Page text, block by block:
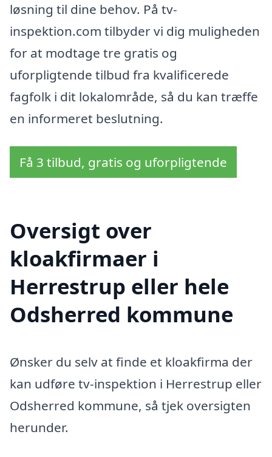
løsning til dine behov. På tv-
inspektion.com tilbyder vi dig muligheden
for at modtage tre gratis og
uforpligtende tilbud fra kvalificerede
fagfolk i dit lokalområde, så du kan træffe
en informeret beslutning.
Få 3 tilbud, gratis og uforpligtende
Oversigt over
kloakfirmaer i
Herrestrup eller hele
Odsherred kommune
Ønsker du selv at finde et kloakfirma der
kan udføre tv-inspektion i Herrestrup eller
Odsherred kommune, så tjek oversigten
herunder.